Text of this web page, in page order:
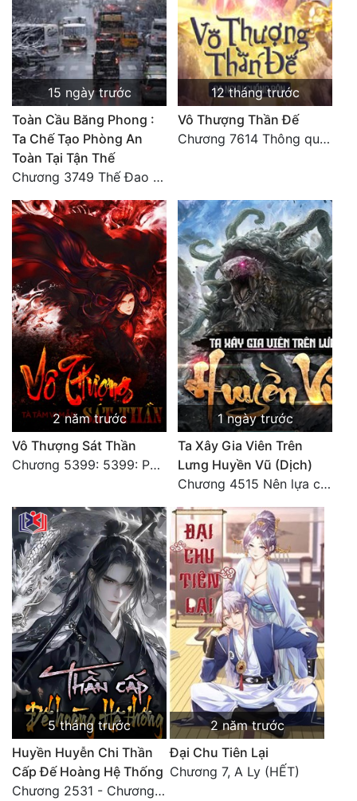
15 ngày trước
Toàn Cầu Băng Phong :
Ta Chế Tạo Phòng An
Toàn Tại Tận Thế
Chương 3749 Thế Đao xuất kích
12 tháng trước
Vô Thượng Thần Đế
Chương 7614 Thông quan ban thưởng, Ngục Hải Yên Thần Quang
2 năm trước
Vô Thượng Sát Thần
Chương 5399: 5399: Phá giải
1 ngày trước
Ta Xây Gia Viên Trên
Lưng Huyền Vũ (Dịch)
Chương 4515 Nên lựa chọn như thế nào?
5 tháng trước
Huyền Huyễn Chi Thần
Cấp Đế Hoàng Hệ Thống
Chương 2531 - Chương cuối
2 năm trước
Đại Chu Tiên Lại
Chương 7, A Ly (HẾT)